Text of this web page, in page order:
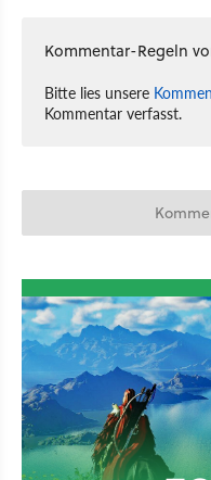
Kommentar-Regeln
Bitte lies unsere
Kommentar verfasst.